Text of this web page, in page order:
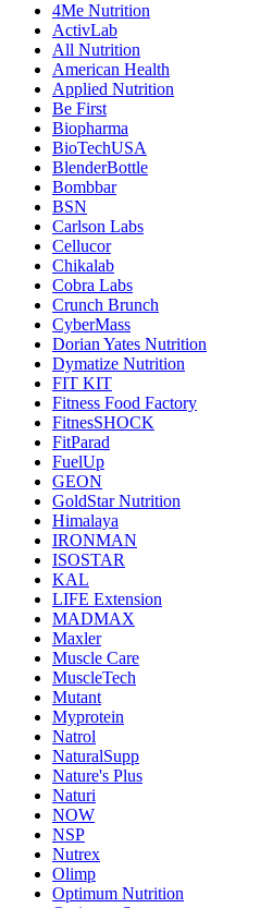
4Me Nutrition
ActivLab
All Nutrition
American Health
Applied Nutrition
Be First
Biopharma
BioTechUSA
BlenderBottle
Bombbar
BSN
Carlson Labs
Cellucor
Chikalab
Cobra Labs
Crunch Brunch
CyberMass
Dorian Yates Nutrition
Dymatize Nutrition
FIT KIT
Fitness Food Factory
FitnesSHOCK
FitParad
FuelUp
GEON
GoldStar Nutrition
Himalaya
IRONMAN
ISOSTAR
KAL
LIFE Extension
MADMAX
Maxler
Muscle Care
MuscleTech
Mutant
Myprotein
Natrol
NaturalSupp
Nature's Plus
Naturi
NOW
NSP
Nutrex
Olimp
Optimum Nutrition